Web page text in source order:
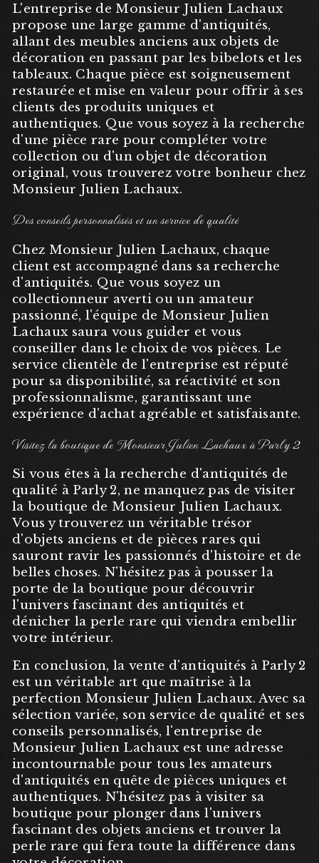
L'entreprise de Monsieur Julien Lachaux
propose une large gamme d'antiquités,
allant des meubles anciens aux objets de
décoration en passant par les bibelots et les
tableaux. Chaque pièce est soigneusement
restaurée et mise en valeur pour offrir à ses
clients des produits uniques et
authentiques. Que vous soyez à la recherche
d'une pièce rare pour compléter votre
collection ou d'un objet de décoration
original, vous trouverez votre bonheur chez
Monsieur Julien Lachaux.
Des conseils personnalisés et un service de qualité
Chez Monsieur Julien Lachaux, chaque
client est accompagné dans sa recherche
d'antiquités. Que vous soyez un
collectionneur averti ou un amateur
passionné, l'équipe de Monsieur Julien
Lachaux saura vous guider et vous
conseiller dans le choix de vos pièces. Le
service clientèle de l'entreprise est réputé
pour sa disponibilité, sa réactivité et son
professionnalisme, garantissant une
expérience d'achat agréable et satisfaisante.
Visitez la boutique de Monsieur Julien Lachaux à Parly 2
Si vous êtes à la recherche d'antiquités de
qualité à Parly 2, ne manquez pas de visiter
la boutique de Monsieur Julien Lachaux.
Vous y trouverez un véritable trésor
d'objets anciens et de pièces rares qui
sauront ravir les passionnés d'histoire et de
belles choses. N'hésitez pas à pousser la
porte de la boutique pour découvrir
l'univers fascinant des antiquités et
dénicher la perle rare qui viendra embellir
votre intérieur.
En conclusion, la vente d'antiquités à Parly 2
est un véritable art que maîtrise à la
perfection Monsieur Julien Lachaux. Avec sa
sélection variée, son service de qualité et ses
conseils personnalisés, l'entreprise de
Monsieur Julien Lachaux est une adresse
incontournable pour tous les amateurs
d'antiquités en quête de pièces uniques et
authentiques. N'hésitez pas à visiter sa
boutique pour plonger dans l'univers
fascinant des objets anciens et trouver la
perle rare qui fera toute la différence dans